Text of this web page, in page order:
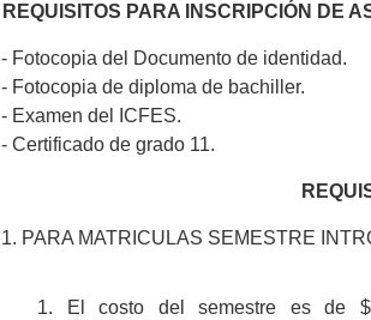
REQUISITOS PARA INSCRIPCIÓN DE
- Fotocopia del Documento de identidad.
- Fotocopia de diploma de bachiller.
- Examen del ICFES.
- Certificado de grado 11.
1. PARA MATRICULAS SEMESTRE
1. El costo del semestre es de